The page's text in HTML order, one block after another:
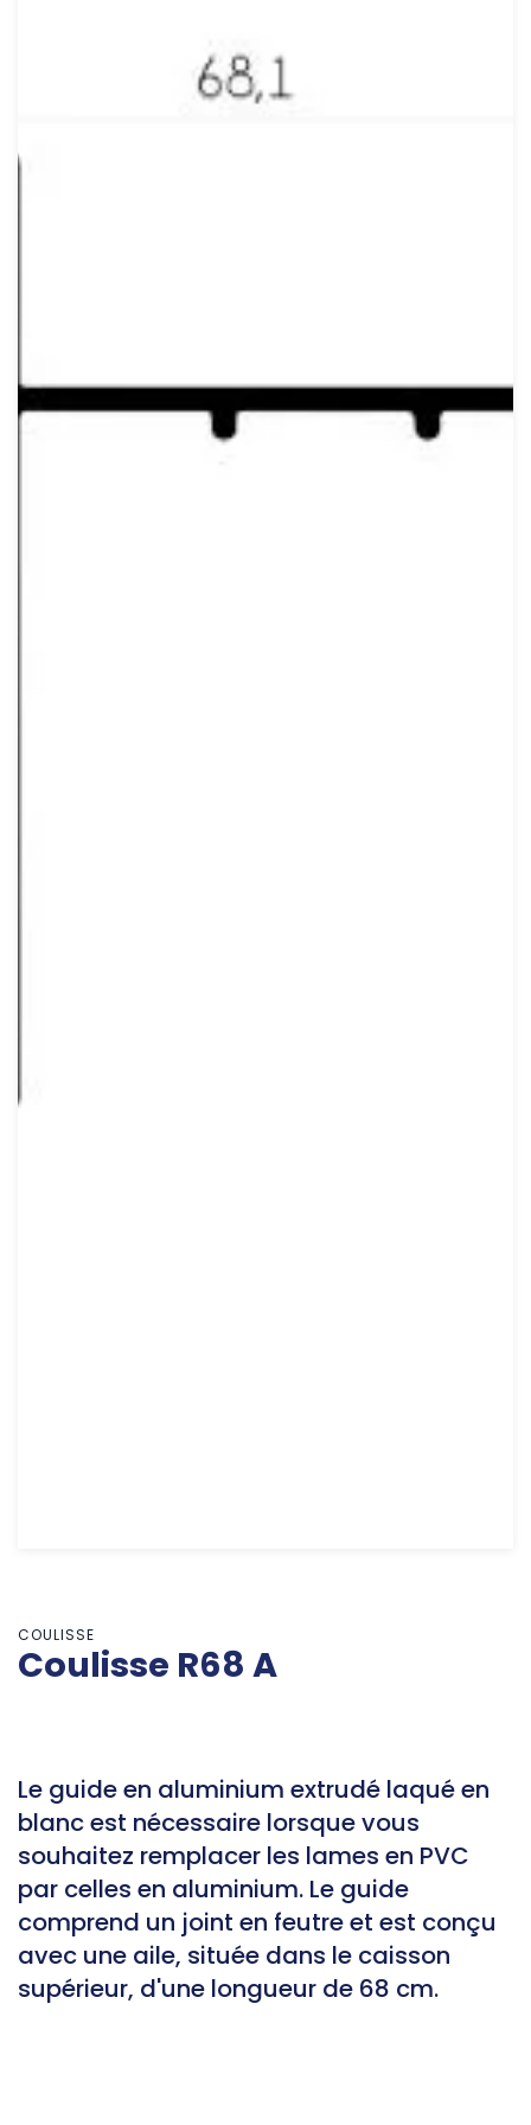
COULISSE
Coulisse R68 A
Le guide en aluminium extrudé laqué en
blanc est nécessaire lorsque vous
souhaitez remplacer les lames en PVC
par celles en aluminium. Le guide
comprend un joint en feutre et est conçu
avec une aile, située dans le caisson
supérieur, d'une longueur de 68 cm.